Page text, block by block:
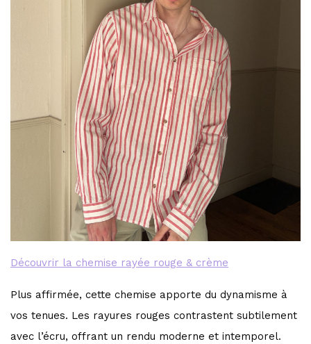
Découvrir la chemise rayée rouge & crème
Plus affirmée, cette chemise apporte du dynamisme à
vos tenues. Les rayures rouges contrastent subtilement
avec l’écru, offrant un rendu moderne et intemporel.